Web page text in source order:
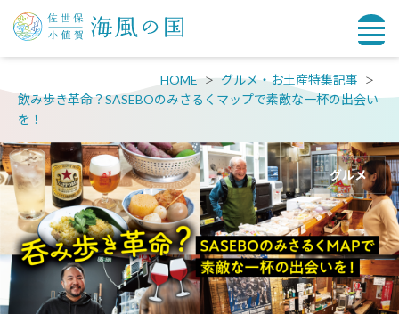
HOME
グルメ・お土産特集記事
飲み歩き革命？SASEBOのみさるくマップで素敵な一杯の出会い
を！
グルメ